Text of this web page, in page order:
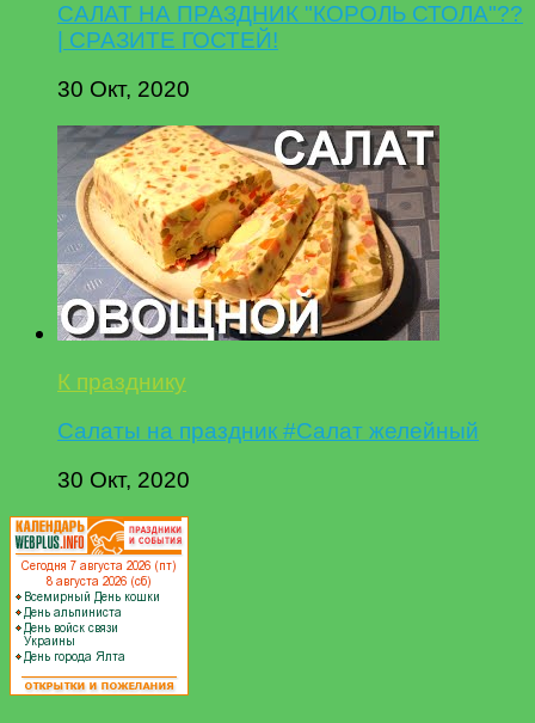
САЛАТ НА ПРАЗДНИК "КОРОЛЬ СТОЛА"??
| СРАЗИТЕ ГОСТЕЙ!
30 Окт, 2020
К празднику
Салаты на праздник #Салат желейный
30 Окт, 2020